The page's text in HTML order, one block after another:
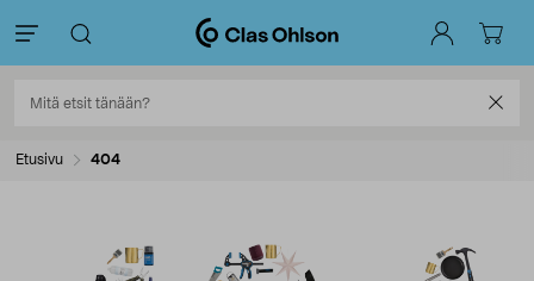
Etusivu 404